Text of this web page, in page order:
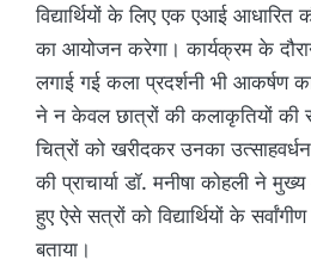
विद्यार्थियों के लिए एक एआई आधारित
का आयोजन करेगा। कार्यक्रम के
लगाई गई कला प्रदर्शनी भी आकर्षण
ने न केवल छात्रों की कलाकृतियों की
चित्रों को खरीदकर उनका
की प्राचार्या डॉ. मनीषा कोहली ने
हुए ऐसे सत्रों को विद्यार्थियों के
बताया।